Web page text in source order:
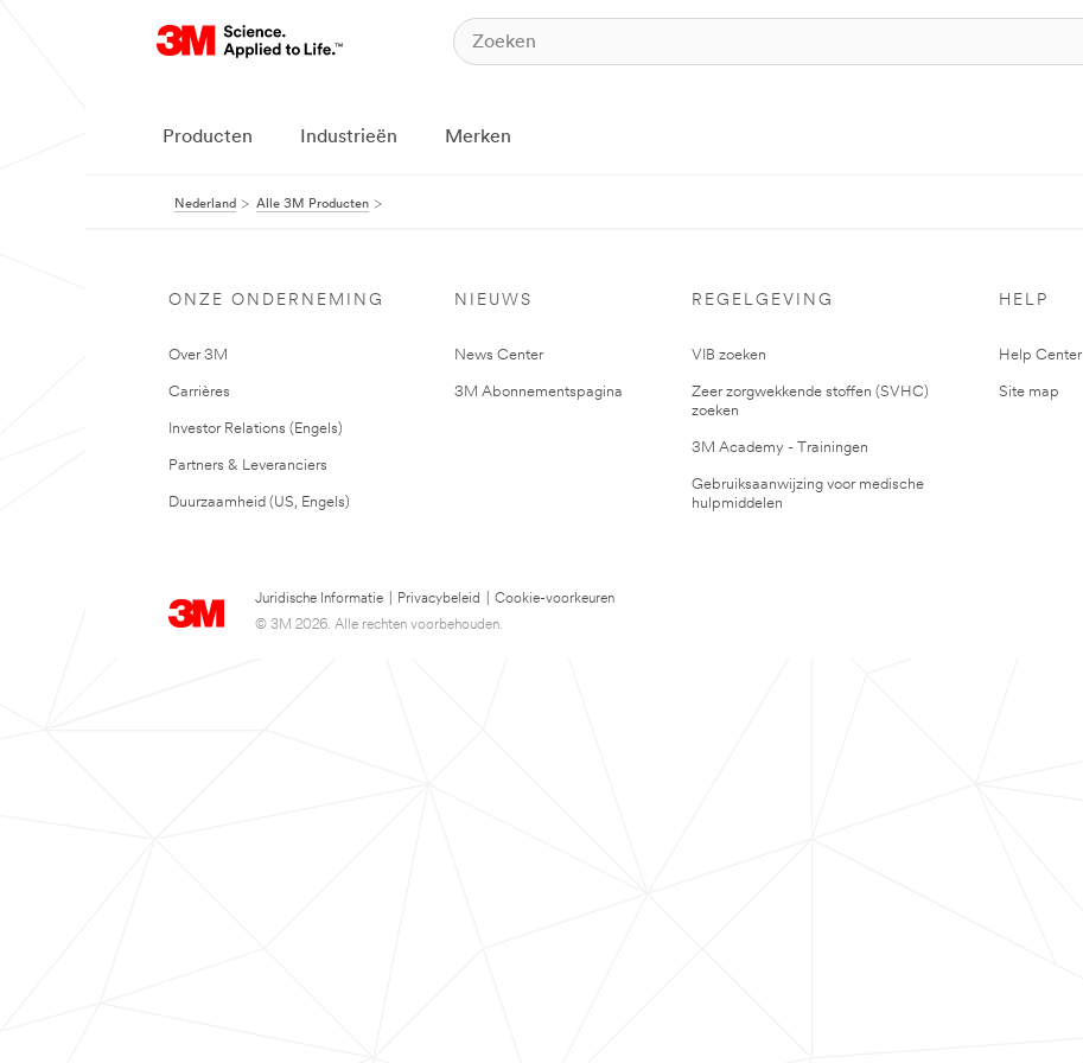
Producten Industrieën Merken
Nederland Alle 3M Producten
ONZE ONDERNEMING
Over 3M
Carrières
Investor Relations (Engels)
Partners & Leveranciers
Duurzaamheid (US, Engels)
NIEUWS
News Center
3M Abonnementspagina
REGELGEVING
VIB zoeken
Zeer zorgwekkende stoffen (SVHC)
zoeken
3M Academy - Trainingen
Gebruiksaanwijzing voor medische
hulpmiddelen
HELP
Help Center
Site map
Juridische Informatie Privacybeleid
Cookie-voorkeuren
© 3M 2026. Alle rechten voorbehouden.